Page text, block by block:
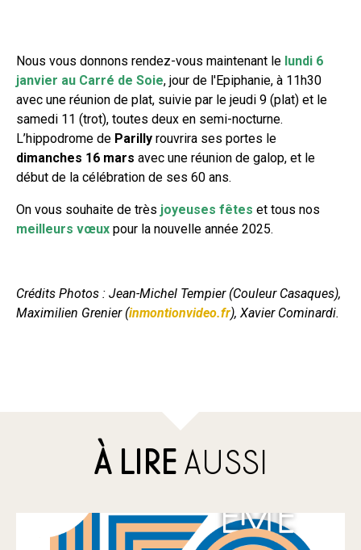
Nous vous donnons rendez-vous maintenant le lundi 6
janvier au Carré de Soie, jour de l'Epiphanie, à 11h30
avec une réunion de plat, suivie par le jeudi 9 (plat) et le
samedi 11 (trot), toutes deux en semi-nocturne.
L’hippodrome de Parilly rouvrira ses portes le
dimanches 16 mars avec une réunion de galop, et le
début de la célébration de ses 60 ans.
On vous souhaite de très joyeuses fêtes et tous nos
meilleurs vœux pour la nouvelle année 2025.
Crédits Photos : Jean-Michel Tempier (Couleur Casaques),
Maximilien Grenier (inmontionvideo.fr), Xavier Cominardi.
À LIREAUSSI